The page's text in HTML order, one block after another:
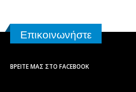
Επικοινωνήστε
ΒΡΕΊΤΕ ΜΑΣ ΣΤΟ FACEBOOK